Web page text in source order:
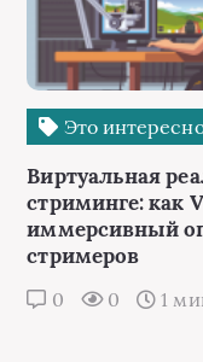
Это
Виртуальная
стриминге: как
иммерсивный
стримеров
0 0 1